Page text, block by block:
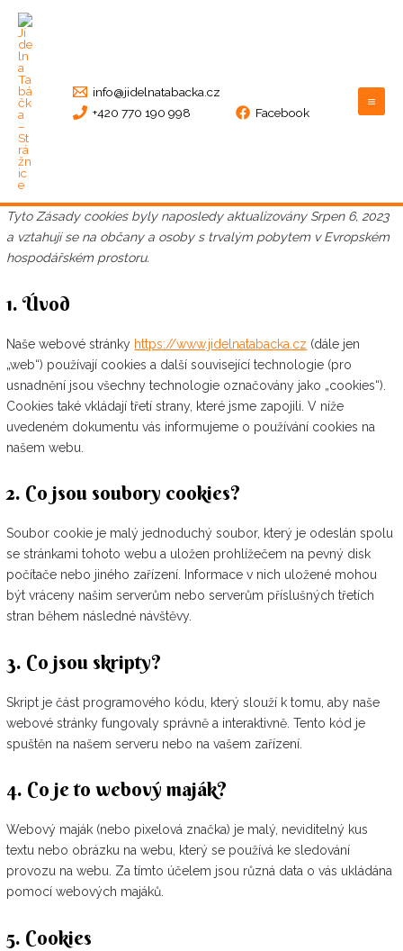
obsah
info@jidelnatabacka.cz
+420 770 190 998
Facebook
Tyto Zásady cookies byly naposledy aktualizovány Srpen 6, 2023
a vztahují se na občany a osoby s trvalým pobytem v Evropském
hospodářském prostoru.
1. Úvod
Naše webové stránky https://www.jidelnatabacka.cz (dále jen
„web“) používají cookies a další související technologie (pro
usnadnění jsou všechny technologie označovány jako „cookies“).
Cookies také vkládají třetí strany, které jsme zapojili. V níže
uvedeném dokumentu vás informujeme o používání cookies na
našem webu.
2. Co jsou soubory cookies?
Soubor cookie je malý jednoduchý soubor, který je odeslán spolu
se stránkami tohoto webu a uložen prohlížečem na pevný disk
počítače nebo jiného zařízení. Informace v nich uložené mohou
být vráceny našim serverům nebo serverům příslušných třetích
stran během následné návštěvy.
3. Co jsou skripty?
Skript je část programového kódu, který slouží k tomu, aby naše
webové stránky fungovaly správně a interaktivně. Tento kód je
spuštěn na našem serveru nebo na vašem zařízení.
4. Co je to webový maják?
Webový maják (nebo pixelová značka) je malý, neviditelný kus
textu nebo obrázku na webu, který se používá ke sledování
provozu na webu. Za tímto účelem jsou různá data o vás ukládána
pomocí webových majáků.
5. Cookies